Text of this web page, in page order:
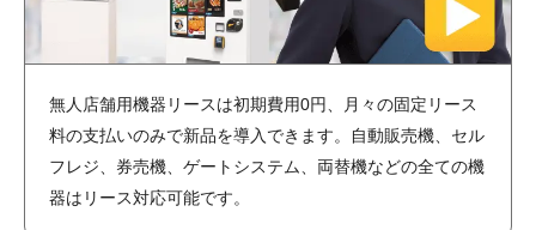
無人店舗用機器リースは初期費用0円、月々の固定リース
料の支払いのみで新品を導入できます。自動販売機、セル
フレジ、券売機、ゲートシステム、両替機などの全ての機
器はリース対応可能です。